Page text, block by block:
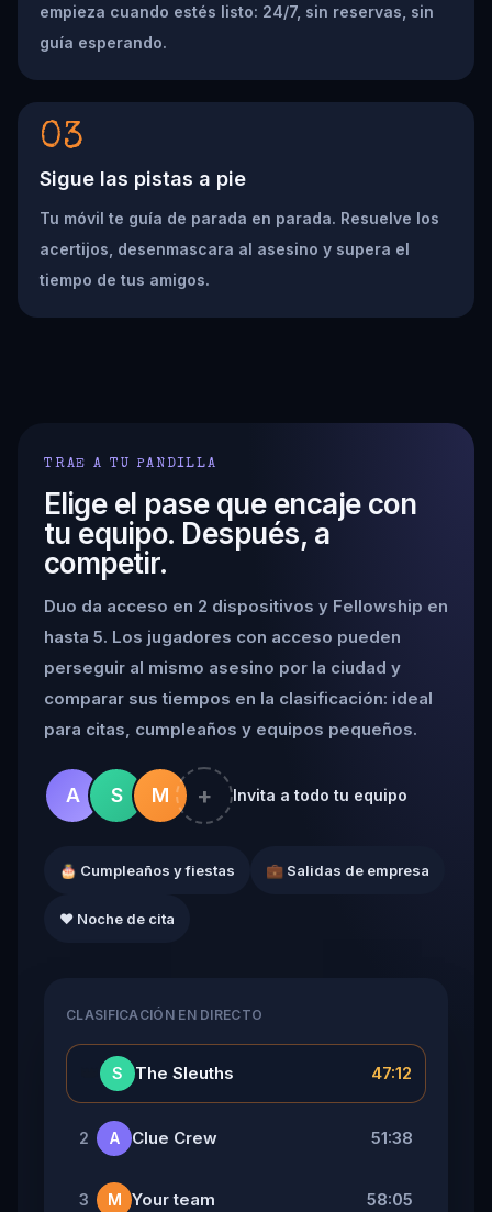
empieza cuando estés listo: 24/7, sin reservas, sin
guía esperando.
03
Sigue las pistas a pie
Tu móvil te guía de parada en parada. Resuelve los
acertijos, desenmascara al asesino y supera el
tiempo de tus amigos.
TRAE A TU PANDILLA
Elige el pase que encaje con
tu equipo. Después, a
competir.
Duo da acceso en 2 dispositivos y Fellowship en
hasta 5. Los jugadores con acceso pueden
perseguir al mismo asesino por la ciudad y
comparar sus tiempos en la clasificación: ideal
para citas, cumpleaños y equipos pequeños.
A S M + Invita a todo tu equipo
🎂 Cumpleaños y fiestas 💼 Salidas de empresa
❤️ Noche de cita
CLASIFICACIÓN EN DIRECTO
S The Sleuths 47:12
2 A Clue Crew 51:38
3 M Your team 58:05